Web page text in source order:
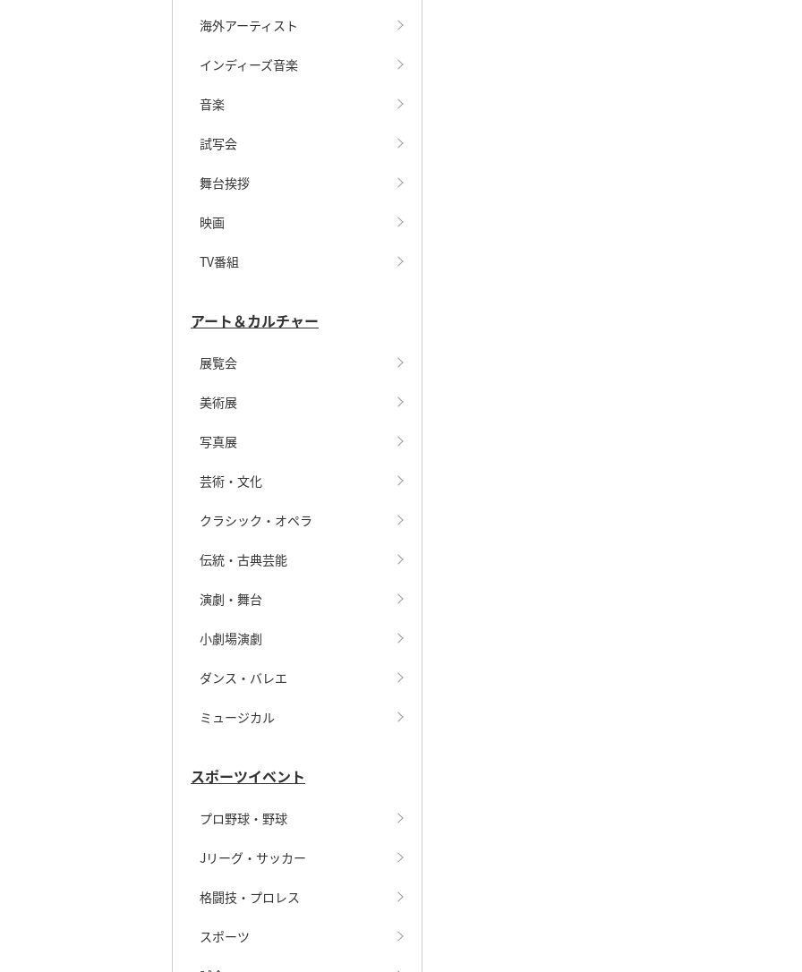
海外アーティスト
インディーズ音楽
音楽
試写会
舞台挨拶
映画
TV番組
アート＆カルチャー
展覧会
美術展
写真展
芸術・文化
クラシック・オペラ
伝統・古典芸能
演劇・舞台
小劇場演劇
ダンス・バレエ
ミュージカル
スポーツイベント
プロ野球・野球
Jリーグ・サッカー
格闘技・プロレス
スポーツ